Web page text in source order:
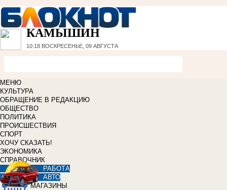
КАМЫШИН
10:18 ВОСКРЕСЕНЬЕ, 09 АВГУСТА
МЕНЮ
КУЛЬТУРА
ОБРАЩЕНИЕ В РЕДАКЦИЮ
ОБЩЕСТВО
ПОЛИТИКА
ПРОИСШЕСТВИЯ
СПОРТ
ХОЧУ СКАЗАТЬ!
ЭКОНОМИКА
СПРАВОЧНИК
РАБОТА
АВТО
МАГАЗИНЫ